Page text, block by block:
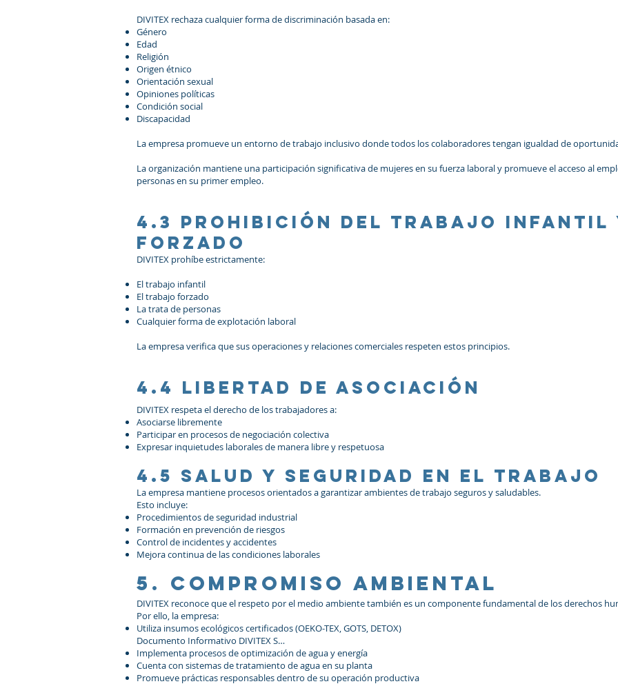
DIVITEX rechaza cualquier forma de discriminación basada en:
Género
Edad
Religión
Origen étnico
Orientación sexual
Opiniones políticas
Condición social
Discapacidad
La empresa promueve un entorno de trabajo inclusivo donde todos los colaboradores tengan igualdad de
La organización mantiene una participación significativa de mujeres en su fuerza laboral y promueve el acceso al
personas en su primer empleo.
4.3 Prohibición del trabajo infantil
forzado
DIVITEX prohíbe estrictamente:
El trabajo infantil
El trabajo forzado
La trata de personas
Cualquier forma de explotación laboral
La empresa verifica que sus operaciones y relaciones comerciales respeten estos principios.
4.4 Libertad de asociación
DIVITEX respeta el derecho de los trabajadores a:
Asociarse libremente
Participar en procesos de negociación colectiva
Expresar inquietudes laborales de manera libre y respetuosa
4.5 Salud y seguridad en el trabajo
La empresa mantiene procesos orientados a garantizar ambientes de trabajo seguros y saludables.
Esto incluye:
Procedimientos de seguridad industrial
Formación en prevención de riesgos
Control de incidentes y accidentes
Mejora continua de las condiciones laborales
5. Compromiso ambiental
DIVITEX reconoce que el respeto por el medio ambiente también es un componente fundamental de los derechos
Por ello, la empresa:
Utiliza insumos ecológicos certificados (OEKO-TEX, GOTS, DETOX)
Documento Informativo DIVITEX S…
Implementa procesos de optimización de agua y energía
Cuenta con sistemas de tratamiento de agua en su planta
Promueve prácticas responsables dentro de su operación productiva